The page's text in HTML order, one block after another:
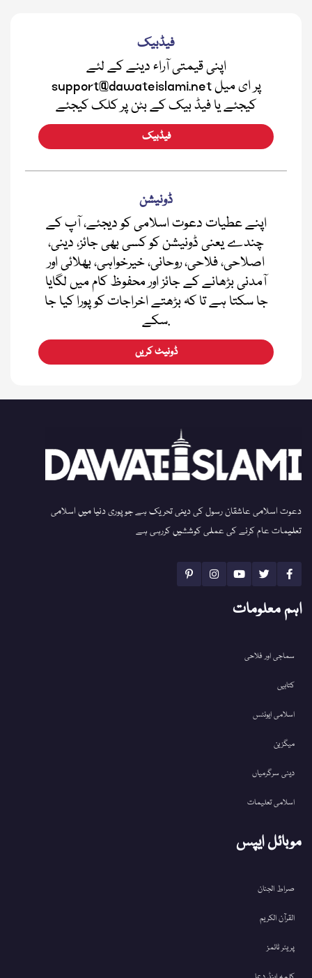
فیڈبیک
اپنی قیمتی آراء دینے کے لئے
support@dawateislami.net پر ای میل
کیجئے یا فیڈ بیک کے بٹن پر کلک کیجئے
فیڈبیک
ڈونیشن
اپنے عطیات دعوت اسلامی کو دیجئے، آپ کے
چندے یعنی ڈونیشن کو کسی بھی جائز، دینی،
اصلاحی، فلاحی، روحانی، خیرخواہی، بھلائی اور
آمدنی بڑھانے کے جائز اور محفوظ کام میں لگایا
جا سکتا ہے تا کہ بڑھتے اخراجات کو پورا کیا جا
سکے.
ڈونیٹ کریں
دعوت اسلامی عاشقان رسول کی دینی تحریک ہے جو پوری دنیا میں اسلامی
تعلیمات عام کرنے کی عملی کوششیں کررہی ہے
اہم معلومات
سماجی اور فلاحی
کتابیں
اسلامی ایونٹس
میگزین
دینی سرگرمیاں
اسلامی تعلیمات
موبائل ایپس
صراط الجنان
القرآن الکریم
پریئر ٹائمز